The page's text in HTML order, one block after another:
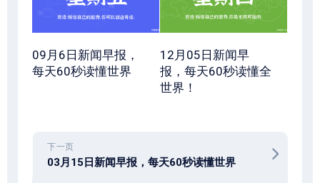
09月6日新闻早报，
每天60秒读懂世界
12月05日新闻早
报，每天60秒读懂全
世界！
下一页
03月15日新闻早报，每天60秒读懂世界